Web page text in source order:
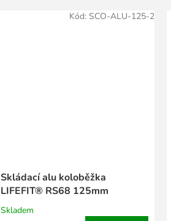
Skládací alu koloběžka
LIFEFIT® RS68 125mm
Skladem
Kód: SCO-ALU-125-2